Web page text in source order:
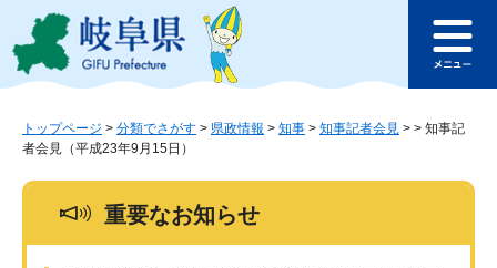
ジ
ュ
このページの本文へ
ュ
トップページ > 分類でさがす > 県政情報 > 知事 > 知事記者会見 > > 知事記
者会見（平成23年9月15日）
重要なお知らせ